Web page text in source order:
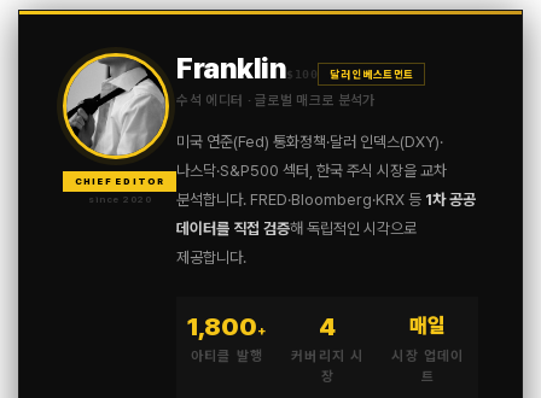
블룸 에너지(+ 주가 전망, 청정 에너지 시장의 핵심 동력)
CHIEF EDITOR
since 2020
Franklin$100 달러 인베스트먼트
수석 에디터 · 글로벌 매크로 분석가
미국 연준(Fed) 통화정책·달러 인덱스(DXY)·
나스닥·S&P500 섹터, 한국 주식 시장을 교차
분석합니다. FRED·Bloomberg·KRX 등 1차 공공
데이터를 직접 검증해 독립적인 시각으로
제공합니다.
1,800+
아티클 발행
4
커버리지 시
장
매일
시장 업데이
트